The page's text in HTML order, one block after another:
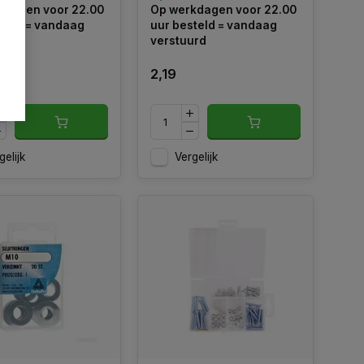
voor 22.00
= vandaag
Op werkdagen voor 22.00
uur besteld = vandaag
verstuurd
2,19
Vergelijk